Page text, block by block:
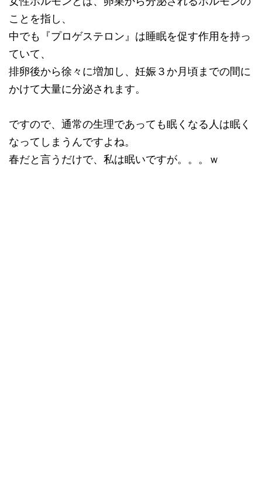
ことを指し、
中でも『プロゲステロン』は睡眠を促す作用を持っ
ていて、
排卵後から徐々に増加し、妊娠３か月頃までの間に
かけて大量に分泌されます。
ですので、通常の生理であっても眠くなる人は眠く
なってしまうんですよね。
春だと言うだけで、私は眠いですが。。。ｗ